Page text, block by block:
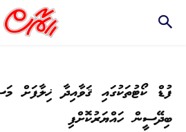
ބިދޭސީން ހައްޔަރުކޮށްފި